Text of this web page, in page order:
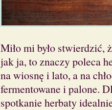
Miło mi było stwierdzić,
jak ja, to znaczy poleca
na wiosnę i lato, a na
fermentowane i palone.
spotkanie herbaty